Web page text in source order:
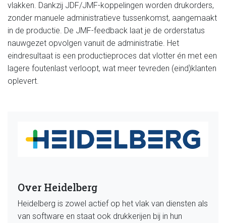
vlakken. Dankzij JDF/JMF-koppelingen worden drukorders,
zonder manuele administratieve tussenkomst, aangemaakt
in de productie. De JMF-feedback laat je de orderstatus
nauwgezet opvolgen vanuit de administratie. Het
eindresultaat is een productieproces dat vlotter én met een
lagere foutenlast verloopt, wat meer tevreden (eind)klanten
oplevert.
Over Heidelberg
Heidelberg is zowel actief op het vlak van diensten als
van software en staat ook drukkerijen bij in hun